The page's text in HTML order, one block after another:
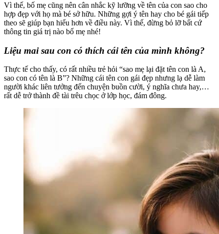
Vì thế, bố mẹ cũng nên cân nhắc kỹ lưỡng về tên của con sao cho
hợp đẹp với họ mà bé sở hữu. Những gợi ý tên hay cho bé gái tiếp
theo sẽ giúp bạn hiểu hơn về điều này. Vì thế, đừng bỏ lỡ bất cứ
thông tin giá trị nào bố mẹ nhé!
Liệu mai sau con có thích cái tên của mình không?
Thực tế cho thấy, có rất nhiều trẻ hỏi “sao mẹ lại đặt tên con là A,
sao con có tên là B”? Những cái tên con gái đẹp nhưng lạ dễ làm
người khác liên tưởng đến chuyện buồn cười, ý nghĩa chưa hay,…
rất dễ trở thành đề tài trêu chọc ở lớp học, đám đông.